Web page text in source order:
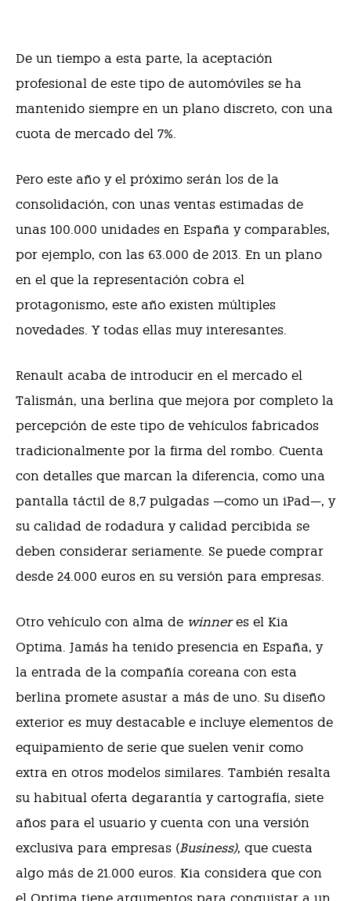
De un tiempo a esta parte, la aceptación
profesional de este tipo de automóviles se ha
mantenido siempre en un plano discreto, con una
cuota de mercado del 7%.
Pero este año y el próximo serán los de la
consolidación, con unas ventas estimadas de
unas 100.000 unidades en España y comparables,
por ejemplo, con las 63.000 de 2013. En un plano
en el que la representación cobra el
protagonismo, este año existen múltiples
novedades. Y todas ellas muy interesantes.
Renault acaba de introducir en el mercado el
Talismán, una berlina que mejora por completo la
percepción de este tipo de vehículos fabricados
tradicionalmente por la firma del rombo. Cuenta
con detalles que marcan la diferencia, como una
pantalla táctil de 8,7 pulgadas —como un iPad—, y
su calidad de rodadura y calidad percibida se
deben considerar seriamente. Se puede comprar
desde 24.000 euros en su versión para empresas.
Otro vehículo con alma de winneres el Kia
Optima. Jamás ha tenido presencia en España, y
la entrada de la compañía coreana con esta
berlina promete asustar a más de uno. Su diseño
exterior es muy destacable e incluye elementos de
equipamiento de serie que suelen venir como
extra en otros modelos similares. También resalta
su habitual oferta degarantía y cartografía, siete
años para el usuario y cuenta con una versión
exclusiva para empresas (Business), que cuesta
algo más de 21.000 euros. Kia considera que con